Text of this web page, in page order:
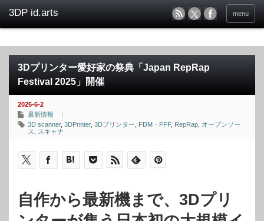
menu
3Dプリンター愛好家の祭典「Japan RepRap
Festival 2025」開催
2025-6-2
最新情報
3D scanner, 3DPrinter, 3Dプリンター FDM・FFF, RepRap オープンソー
ス
スキャナ
自作から最新機まで、3Dプリ